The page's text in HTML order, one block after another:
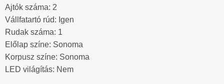
Ajtók száma: 2
Vállfatartó rúd: Igen
Rudak száma: 1
Előlap színe: Sonoma
Korpusz színe: Sonoma
LED világítás: Nem